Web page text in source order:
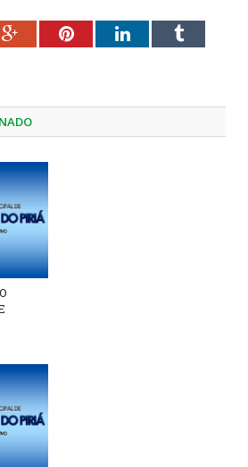
Google+PinterestLinkedInTumblr